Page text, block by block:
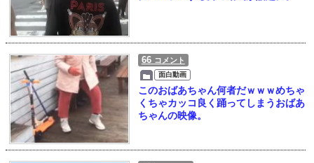
66 コメント
面白動画
このおばあちゃん何者だｗｗｗめちゃ
くちゃカッコ良く踊ってしまうおばあ
ちゃんの映像。